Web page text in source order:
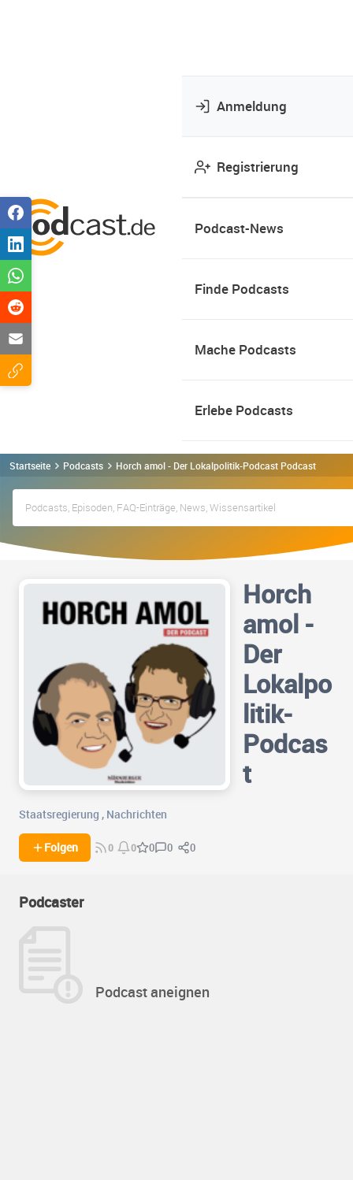
Anmeldung
Registrierung
Podcast-News
Finde Podcasts
Mache Podcasts
Erlebe Podcasts
Startseite Podcasts Horch amol - Der Lokalpolitik-Podcast Podcast
Horch
amol -
Der
Lokalpo
litik-
Podcas
t
Staatsregierung , Nachrichten
Folgen 0 0 0 0 0
Podcaster
Podcast aneignen